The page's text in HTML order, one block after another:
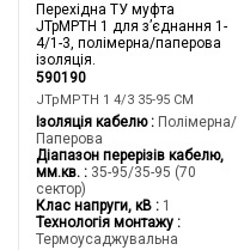
Перехідна ТУ муфта
JTpMPTH 1 для з’єднання 1-
4/1-3, полімерна/паперова
ізоляція.
590190
JTpMPTH 1 4/3 35-95 CM
Ізоляція кабелю
Полімерна/
Паперова
Діапазон перерізів кабелю,
мм.кв.
35-95/35-95 (70
сектор)
Клас напруги, кВ
1
Технологія монтажу
Термоусаджувальна